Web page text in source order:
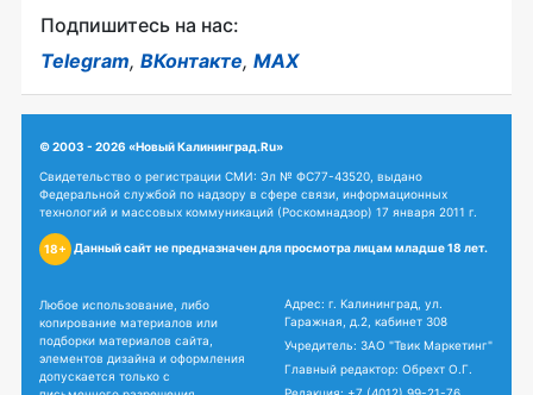
Подпишитесь на нас:
Telegram, ВКонтакте, MAX
© 2003 - 2026 «Новый Калининград.Ru»
Свидетельство о регистрации СМИ: Эл № ФС77-43520, выдано
Федеральной службой по надзору в сфере связи, информационных
технологий и массовых коммуникаций (Роскомнадзор) 17 января 2011 г.
18+ Данный сайт не предназначен для просмотра лицам младше 18 лет.
Любое использование, либо
копирование материалов или
подборки материалов сайта,
элементов дизайна и оформления
допускается только с
Адрес: г. Калининград, ул.
Гаражная, д.2, кабинет 308
Учредитель: ЗАО "Твик Маркетинг"
Главный редактор: Обрехт О.Г.